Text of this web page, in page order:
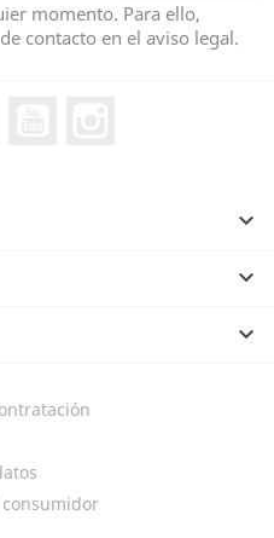
momento. Para ello,
contacto en el aviso legal.


